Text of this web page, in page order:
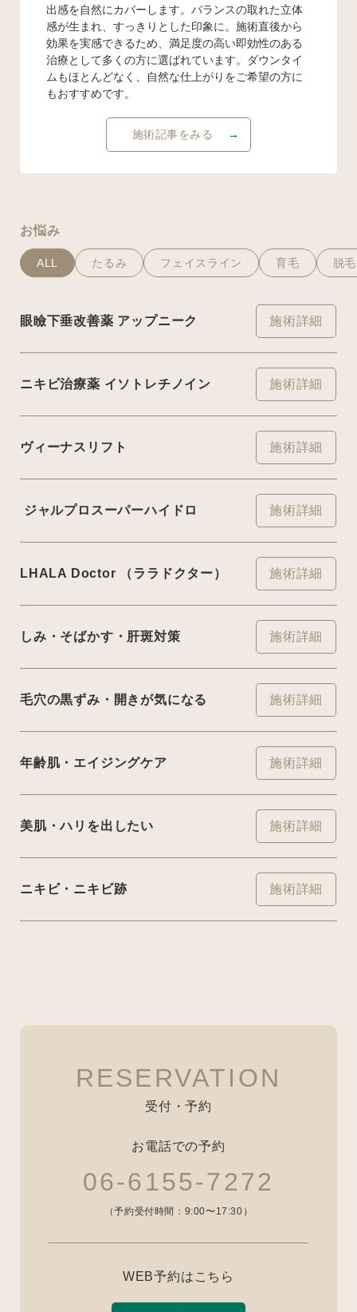
出感を自然にカバーします。バランスの取れた立体
感が生まれ、すっきりとした印象に。施術直後から
効果を実感できるため、満足度の高い即効性のある
治療として多くの方に選ばれています。ダウンタイ
ムもほとんどなく、自然な仕上がりをご希望の方に
もおすすめです。
施術記事をみる
お悩み
ALL たるみ フェイスライン 育毛 脱毛
眼瞼下垂改善薬 アップニーク 施術詳細
ニキビ治療薬 イソトレチノイン 施術詳細
ヴィーナスリフト 施術詳細
ジャルプロスーパーハイドロ 施術詳細
LHALA Doctor （ララドクター） 施術詳細
しみ・そばかす・肝斑対策 施術詳細
毛穴の黒ずみ・開きが気になる 施術詳細
年齢肌・エイジングケア 施術詳細
美肌・ハリを出したい 施術詳細
ニキビ・ニキビ跡 施術詳細
RESERVATION
受付・予約
お電話での予約
06-6155-7272
（予約受付時間：9:00〜17:30）
WEB予約はこちら